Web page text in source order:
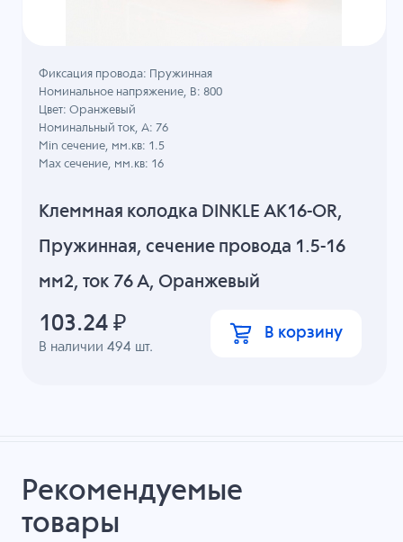
Клеммная колодка DINKLE AK16-OR,
Пружинная, сечение провода 1.5-16
мм2, ток 76 A, Оранжевый
В наличии494 шт.
Фиксация провода: Пружинная
Номинальное напряжение, B: 800
Цвет: Оранжевый
Номинальный ток, А: 76
Min сечение, мм.кв: 1.5
Max сечение, мм.кв: 16
103.24 ₽ В корзину
Рекомендуемые
товары